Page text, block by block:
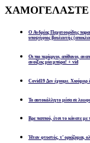
ΧΑΜΟΓΕΛΑΣΤΕ
Ο Ανδρέας Παχατουρίδης
υποψήφιος βουλευτής
Οι πιο περίεργοι, απίθανοι,
ανοίξεις μία μπύρα! + vid
Covid19 Δεν έχουμε. Χιούμορ
Το αυτοκόλλητο μέσα σε
Βρε παππού, έτσι το κάνατε με
Ήταν φτυστός, τ’ ορκίζομαι,